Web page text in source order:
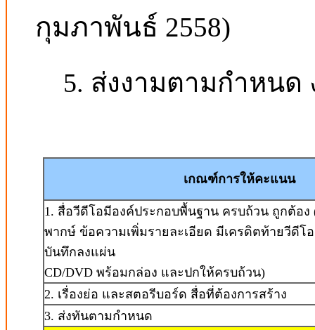
กุมภาพันธ์ 2558)
5. ส่งงามตามกำหนด
เกณฑ์การให้คะแนน
1. สื่อวีดีโอมีองค์ประกอบพื้นฐาน ครบถ้วน ถูกต้อง (
พากษ์ ข้อความเพิ่มรายละเอียด มีเครดิตท้ายวีดี
บันทึกลงแผ่น
CD/DVD พร้อมกล่อง และปกให้ครบถ้วน)
2. เรื่องย่อ และสตอรีบอร์ด สื่อที่ต้องการสร้าง
3. ส่งทันตามกำหนด